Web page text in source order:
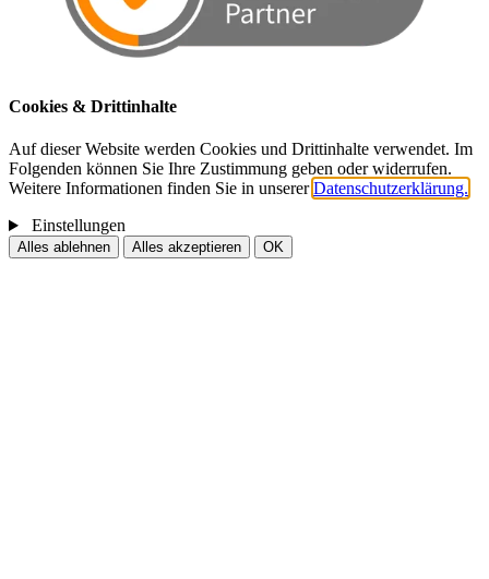
Cookies & Drittinhalte
Auf dieser Website werden Cookies und Drittinhalte verwendet. Im
Folgenden können Sie Ihre Zustimmung geben oder widerrufen.
Weitere Informationen finden Sie in unsererDatenschutzerklärung.
Einstellungen
Alles ablehnen Alles akzeptieren OK